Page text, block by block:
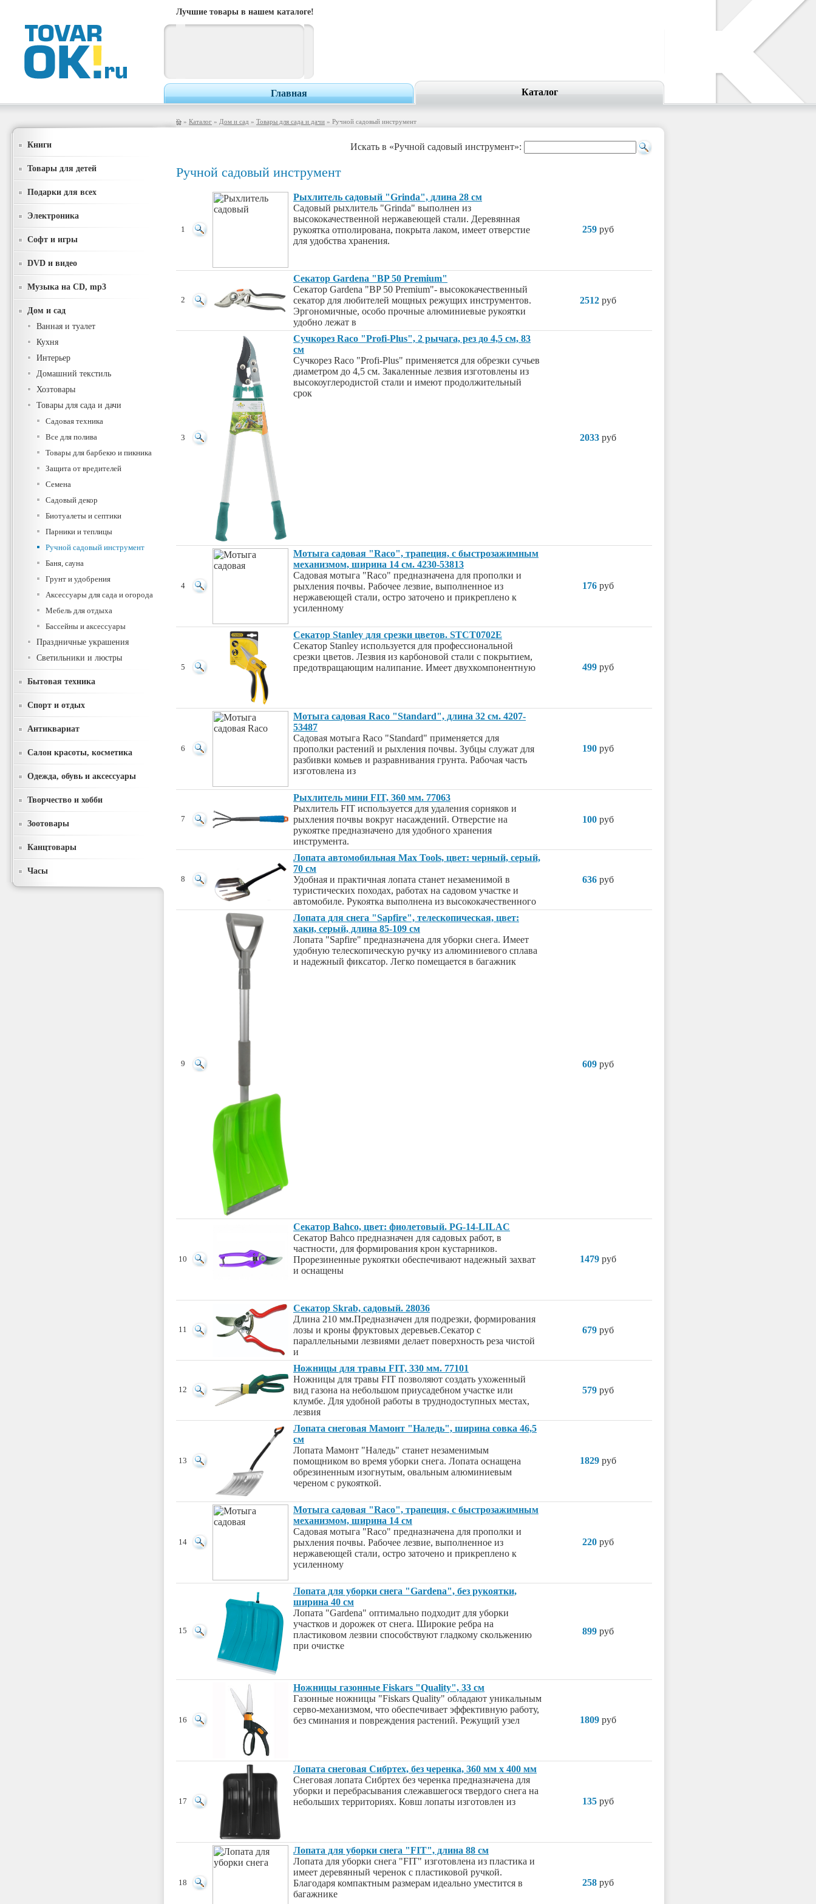
Лучшие товары в нашем каталоге!
Главная Каталог
» Каталог » Дом и сад » Товары для сада и дачи » Ручной садовый инструмент
Книги
Товары для детей
Подарки для всех
Электроника
Софт и игры
DVD и видео
Музыка на CD, mp3
Дом и сад
Ванная и туалет
Кухня
Интерьер
Домашний текстиль
Хозтовары
Товары для сада и дачи
Садовая техника
Все для полива
Товары для барбекю и пикника
Защита от вредителей
Семена
Садовый декор
Биотуалеты и септики
Парники и теплицы
Ручной садовый инструмент
Баня, сауна
Грунт и удобрения
Аксессуары для сада и огорода
Мебель для отдыха
Бассейны и аксессуары
Праздничные украшения
Светильники и люстры
Бытовая техника
Спорт и отдых
Антиквариат
Салон красоты, косметика
Одежда, обувь и аксессуары
Творчество и хобби
Зоотовары
Канцтовары
Часы
Искать в «Ручной садовый инструмент»:
Ручной садовый инструмент
1
Рыхлитель садовый "Grinda", длина 28 см
Садовый рыхлитель "Grinda" выполнен из
высококачественной нержавеющей стали. Деревянная
рукоятка отполирована, покрыта лаком, имеет отверстие
для удобства хранения.
259 руб
2
Секатор Gardena "BP 50 Premium"
Секатор Gardena "BP 50 Premium"- высококачественный
секатор для любителей мощных режущих инструментов.
Эргономичные, особо прочные алюминиевые рукоятки
удобно лежат в
2512 руб
3
Сучкорез Raco "Profi-Plus", 2 рычага, рез до 4,5 см, 83
см
Сучкорез Raco "Profi-Plus" применяется для обрезки сучьев
диаметром до 4,5 см. Закаленные лезвия изготовлены из
высокоуглеродистой стали и имеют продолжительный
срок
2033 руб
4
Мотыга садовая "Raco", трапеция, с быстрозажимным
механизмом, ширина 14 см. 4230-53813
Садовая мотыга "Raco" предназначена для прополки и
рыхления почвы. Рабочее лезвие, выполненное из
нержавеющей стали, остро заточено и прикреплено к
усиленному
176 руб
5
Секатор Stanley для срезки цветов. STCT0702E
Секатор Stanley используется для профессиональной
срезки цветов. Лезвия из карбоновой стали с покрытием,
предотвращающим налипание. Имеет двухкомпонентную
499 руб
6
Мотыга садовая Raco "Standard", длина 32 см. 4207-
53487
Садовая мотыга Raco "Standard" применяется для
прополки растений и рыхления почвы. Зубцы служат для
разбивки комьев и разравнивания грунта. Рабочая часть
изготовлена из
190 руб
7
Рыхлитель мини FIT, 360 мм. 77063
Рыхлитель FIT используется для удаления сорняков и
рыхления почвы вокруг насаждений. Отверстие на
рукоятке предназначено для удобного хранения
инструмента.
100 руб
8
Лопата автомобильная Max Tools, цвет: черный, серый,
70 см
Удобная и практичная лопата станет незаменимой в
туристических походах, работах на садовом участке и
автомобиле. Рукоятка выполнена из высококачественного
636 руб
9
Лопата для снега "Sapfire", телескопическая, цвет:
хаки, серый, длина 85-109 см
Лопата "Sapfire" предназначена для уборки снега. Имеет
удобную телескопическую ручку из алюминиевого сплава
и надежный фиксатор. Легко помещается в багажник
609 руб
10
Секатор Bahco, цвет: фиолетовый. PG-14-LILAC
Секатор Bahco предназначен для садовых работ, в
частности, для формирования крон кустарников.
Прорезиненные рукоятки обеспечивают надежный захват
и оснащены
1479 руб
11
Секатор Skrab, садовый. 28036
Длина 210 мм.Предназначен для подрезки, формирования
лозы и кроны фруктовых деревьев.Секатор с
параллельными лезвиями делает поверхность реза чистой
и
679 руб
12
Ножницы для травы FIT, 330 мм. 77101
Ножницы для травы FIT позволяют создать ухоженный
вид газона на небольшом приусадебном участке или
клумбе. Для удобной работы в труднодоступных местах,
лезвия
579 руб
13
Лопата снеговая Мамонт "Наледь", ширина совка 46,5
см
Лопата Мамонт "Наледь" станет незаменимым
помощником во время уборки снега. Лопата оснащена
обрезиненным изогнутым, овальным алюминиевым
череном с рукояткой.
1829 руб
14
Мотыга садовая "Raco", трапеция, с быстрозажимным
механизмом, ширина 14 см
Садовая мотыга "Raco" предназначена для прополки и
рыхления почвы. Рабочее лезвие, выполненное из
нержавеющей стали, остро заточено и прикреплено к
усиленному
220 руб
15
Лопата для уборки снега "Gardena", без рукоятки,
ширина 40 см
Лопата "Gardena" оптимально подходит для уборки
участков и дорожек от снега. Широкие ребра на
пластиковом лезвии способствуют гладкому скольжению
при очистке
899 руб
16
Ножницы газонные Fiskars "Quality", 33 см
Газонные ножницы "Fiskars Quality" обладают уникальным
серво-механизмом, что обеспечивает эффективную работу,
без сминания и повреждения растений. Режущий узел
1809 руб
17
Лопата снеговая Сибртех, без черенка, 360 мм х 400 мм
Снеговая лопата Сибртех без черенка предназначена для
уборки и перебрасывания слежавшегося твердого снега на
небольших территориях. Ковш лопаты изготовлен из
135 руб
18
Лопата для уборки снега "FIT", длина 88 см
Лопата для уборки снега "FIT" изготовлена из пластика и
имеет деревянный черенок с пластиковой ручкой.
Благодаря компактным размерам идеально уместится в
багажнике
258 руб